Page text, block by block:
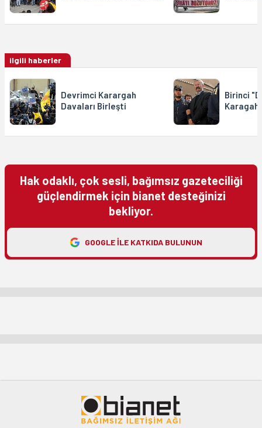
ilgili haberler
Devrimci Karargah
Davaları Birleşti
Birinci
Hak odaklı, çok sesli, bağımsız gazeteciliği
güçlendirmek için bianet desteğinizi
bekliyor.
GOOGLE ILE KATKIDA BULUNUN